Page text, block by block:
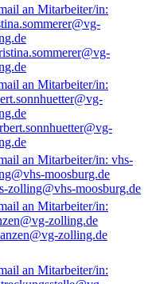
zolling@vhs-moosburg.de
zolling.de